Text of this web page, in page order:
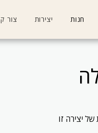
חנות יצירות צור